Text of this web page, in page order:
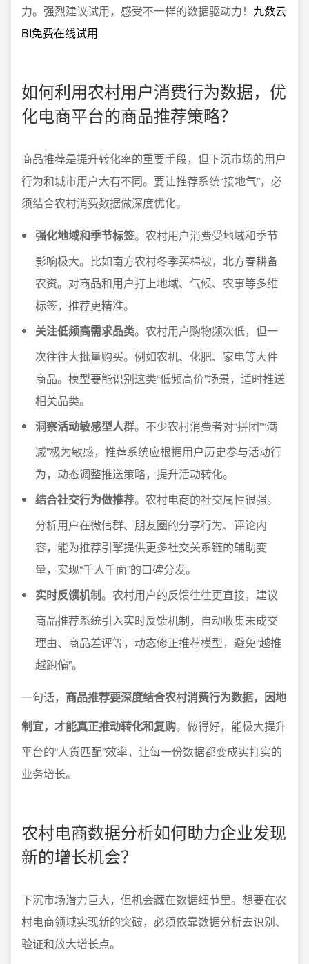
力。强烈建议试用，感受不一样的数据驱动力！ 九数云
BI免费在线试用
如何利用农村用户消费行为数据，优
化电商平台的商品推荐策略？
商品推荐是提升转化率的重要手段，但下沉市场的用户
行为和城市用户大有不同。要让推荐系统“接地气”，必
须结合农村消费数据做深度优化。
强化地域和季节标签。农村用户消费受地域和季节
影响极大。比如南方农村冬季买棉被，北方春耕备
农资。对商品和用户打上地域、气候、农事等多维
标签，推荐更精准。
关注低频高需求品类。农村用户购物频次低，但一
次往往大批量购买。例如农机、化肥、家电等大件
商品。模型要能识别这类“低频高价”场景，适时推送
相关品类。
洞察活动敏感型人群。不少农村消费者对“拼团”“满
减”极为敏感，推荐系统应根据用户历史参与活动行
为，动态调整推送策略，提升活动转化。
结合社交行为做推荐。农村电商的社交属性很强。
分析用户在微信群、朋友圈的分享行为、评论内
容，能为推荐引擎提供更多社交关系链的辅助变
量，实现“千人千面”的口碑分发。
实时反馈机制。农村用户的反馈往往更直接，建议
商品推荐系统引入实时反馈机制，自动收集未成交
理由、商品差评等，动态修正推荐模型，避免“越推
越跑偏”。
一句话， 商品推荐要深度结合农村消费行为数据，因地
制宜，才能真正推动转化和复购。做得好，能极大提升
平台的“人货匹配”效率，让每一份数据都变成实打实的
业务增长。
农村电商数据分析如何助力企业发现
新的增长机会？
下沉市场潜力巨大，但机会藏在数据细节里。想要在农
村电商领域实现新的突破，必须依靠数据分析去识别、
验证和放大增长点。